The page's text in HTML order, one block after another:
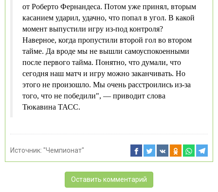
от Роберто Фернандеса. Потом уже принял, вторым
касанием ударил, удачно, что попал в угол. В какой
момент выпустили игру из-под контроля?
Наверное, когда пропустили второй гол во втором
тайме. Да вроде мы не вышли самоуспокоенными
после первого тайма. Понятно, что думали, что
сегодня наш матч и игру можно заканчивать. Но
этого не произошло. Мы очень расстроились из-за
того, что не победили", — приводит слова
Тюкавина ТАСС.
Источник: "Чемпионат"
Оставить комментарий